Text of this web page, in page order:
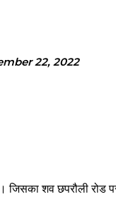
22, 2022
शव छपरौली रोड